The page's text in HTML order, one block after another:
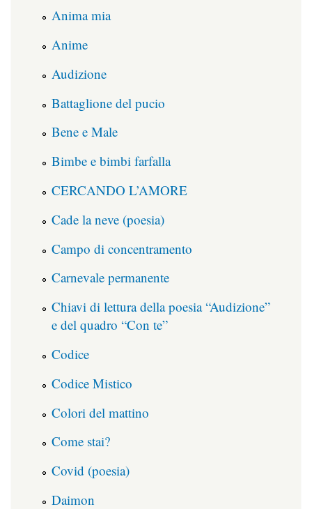
Anima mia
Anime
Audizione
Battaglione del pucio
Bene e Male
Bimbe e bimbi farfalla
CERCANDO L’AMORE
Cade la neve (poesia)
Campo di concentramento
Carnevale permanente
Chiavi di lettura della poesia “Audizione”
e del quadro “Con te”
Codice
Codice Mistico
Colori del mattino
Come stai?
Covid (poesia)
Daimon